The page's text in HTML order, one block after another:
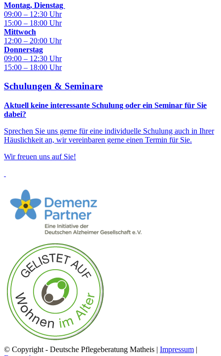
Montag, Dienstag
09:00 – 12:30 Uhr
15:00 – 18:00 Uhr
Mittwoch
12:00 – 20:00 Uhr
Donnerstag
09:00 – 12:30 Uhr
15:00 – 18:00 Uhr
Schulungen & Seminare
Aktuell keine interessante Schulung oder ein Seminar für Sie
dabei?
Sprechen Sie uns gerne für eine individuelle Schulung auch in Ihrer
Häuslichkeit an, wir vereinbaren gerne einen Termin für Sie.
Wir freuen uns auf Sie!
© Copyright - Deutsche Pflegeberatung Matheis | Impressum |